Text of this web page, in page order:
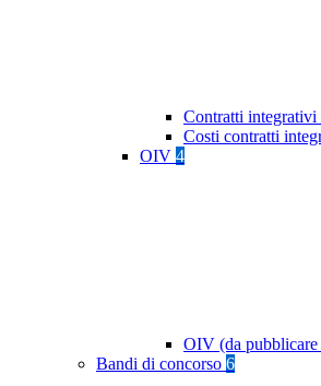
Contratti integrativi
Costi contratti
OIV 4
OIV (da pubblicare
Bandi di concorso 6